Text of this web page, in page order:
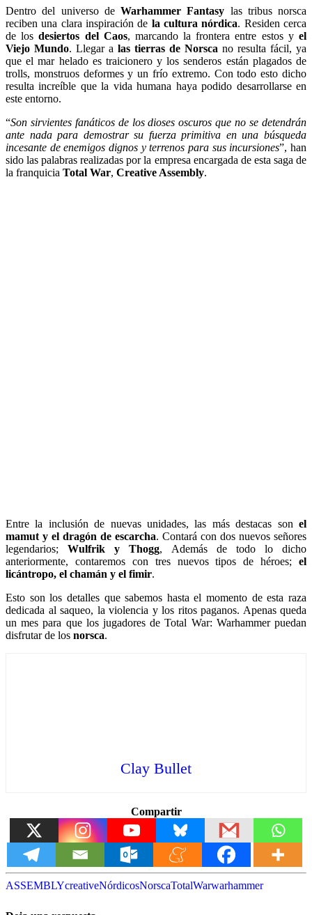
Dentro del universo de Warhammer Fantasy las tribus norsca
reciben una clara inspiración de la cultura nórdica. Residen cerca
de losdesiertos del Caos, marcando la frontera entre estos yel
Viejo Mundo. Llegar a las tierras de Norsca no resulta fácil, ya
que el mar helado es traicionero y los senderos están plagados de
trolls, monstruos deformes y un frío extremo. Con todo esto dicho
resulta increíble que la vida humana haya podido desarrollarse en
este entorno.
“Son sirvientes fanáticos de los dioses oscuros que no se detendrán
ante nada para demostrar su fuerza primitiva en una búsqueda
incesante de enemigos dignos y terrenos para sus incursiones”, han
sido las palabras realizadas por la empresa encargada de esta saga de
la franquicia Total War, Creative Assembly.
Entre la inclusión de nuevas unidades, las más destacas son el
mamut y el dragón de escarcha. Contará con dos nuevos señores
legendarios;Wulfrik y Thogg, Además de todo lo dicho
anteriormente, contaremos con tres nuevos tipos de héroes; el
licántropo, el chamán y el fimir.
Esto son los detalles que sabemos hasta el momento de esta raza
dedicada al saqueo, la violencia y los ritos paganos. Apenas queda
un mes para que los jugadores de Total War: Warhammer puedan
disfrutar de los norsca.
Clay Bullet
Compartir
ASSEMBLYcreativeNórdicosNorscaTotalWarwarhammer